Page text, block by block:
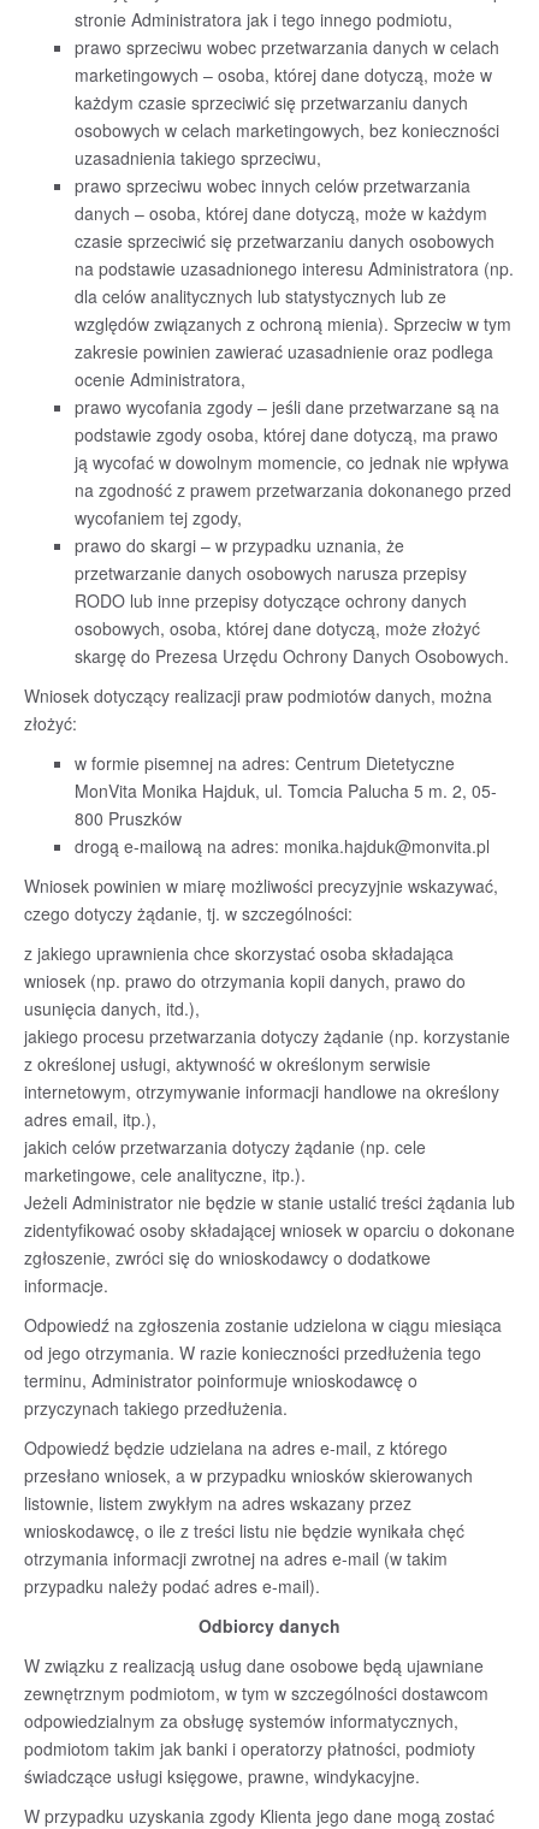
stronie Administratora jak i tego innego podmiotu,
prawo sprzeciwu wobec przetwarzania danych w celach
marketingowych – osoba, której dane dotyczą, może w
każdym czasie sprzeciwić się przetwarzaniu danych
osobowych w celach marketingowych, bez konieczności
uzasadnienia takiego sprzeciwu,
prawo sprzeciwu wobec innych celów przetwarzania
danych – osoba, której dane dotyczą, może w każdym
czasie sprzeciwić się przetwarzaniu danych osobowych
na podstawie uzasadnionego interesu Administratora (np.
dla celów analitycznych lub statystycznych lub ze
względów związanych z ochroną mienia). Sprzeciw w tym
zakresie powinien zawierać uzasadnienie oraz podlega
ocenie Administratora,
prawo wycofania zgody – jeśli dane przetwarzane są na
podstawie zgody osoba, której dane dotyczą, ma prawo
ją wycofać w dowolnym momencie, co jednak nie wpływa
na zgodność z prawem przetwarzania dokonanego przed
wycofaniem tej zgody,
prawo do skargi – w przypadku uznania, że
przetwarzanie danych osobowych narusza przepisy
RODO lub inne przepisy dotyczące ochrony danych
osobowych, osoba, której dane dotyczą, może złożyć
skargę do Prezesa Urzędu Ochrony Danych Osobowych.
Wniosek dotyczący realizacji praw podmiotów danych, można
złożyć:
w formie pisemnej na adres: Centrum Dietetyczne
MonVita Monika Hajduk, ul. Tomcia Palucha 5 m. 2, 05-
800 Pruszków
drogą e-mailową na adres: monika.hajduk@monvita.pl
Wniosek powinien w miarę możliwości precyzyjnie wskazywać,
czego dotyczy żądanie, tj. w szczególności:
z jakiego uprawnienia chce skorzystać osoba składająca
wniosek (np. prawo do otrzymania kopii danych, prawo do
usunięcia danych, itd.),
jakiego procesu przetwarzania dotyczy żądanie (np. korzystanie
z określonej usługi, aktywność w określonym serwisie
internetowym, otrzymywanie informacji handlowe na określony
adres email, itp.),
jakich celów przetwarzania dotyczy żądanie (np. cele
marketingowe, cele analityczne, itp.).
Jeżeli Administrator nie będzie w stanie ustalić treści żądania lub
zidentyfikować osoby składającej wniosek w oparciu o dokonane
zgłoszenie, zwróci się do wnioskodawcy o dodatkowe
informacje.
Odpowiedź na zgłoszenia zostanie udzielona w ciągu miesiąca
od jego otrzymania. W razie konieczności przedłużenia tego
terminu, Administrator poinformuje wnioskodawcę o
przyczynach takiego przedłużenia.
Odpowiedź będzie udzielana na adres e-mail, z którego
przesłano wniosek, a w przypadku wniosków skierowanych
listownie, listem zwykłym na adres wskazany przez
wnioskodawcę, o ile z treści listu nie będzie wynikała chęć
otrzymania informacji zwrotnej na adres e-mail (w takim
przypadku należy podać adres e-mail).
Odbiorcy danych
W związku z realizacją usług dane osobowe będą ujawniane
zewnętrznym podmiotom, w tym w szczególności dostawcom
odpowiedzialnym za obsługę systemów informatycznych,
podmiotom takim jak banki i operatorzy płatności, podmioty
świadczące usługi księgowe, prawne, windykacyjne.
W przypadku uzyskania zgody Klienta jego dane mogą zostać